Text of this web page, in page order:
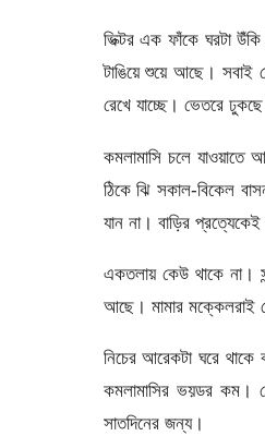
ভিক্টর এক ফাঁকে ঘরটা
টাঙিয়ে শুয়ে আছে। সবাই
রেখে যাচ্ছে। ভেতরে
কমলামাসি চলে যাওয়াতে
ঠিকে ঝি সকাল-বিকেল
যান না। বাড়ির
একতলায় কেউ থাকে না।
আছে। মামার মক্কেলরাই
নিচের আরেকটা ঘরে থাকে
কমলামাসির ভয়ডর কম।
সাতদিনের জন্য।